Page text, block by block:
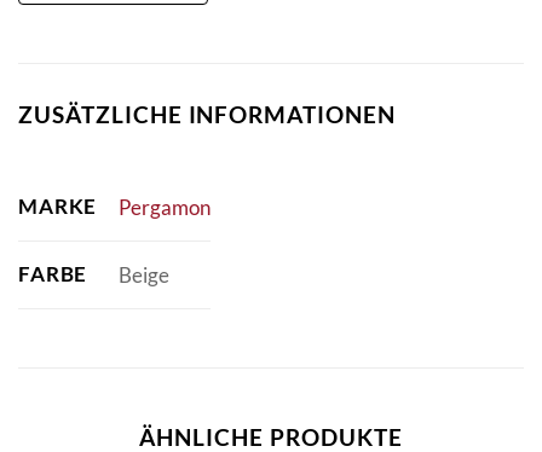
ZUSÄTZLICHE INFORMATIONEN
MARKE Pergamon
FARBE Beige
ÄHNLICHE PRODUKTE